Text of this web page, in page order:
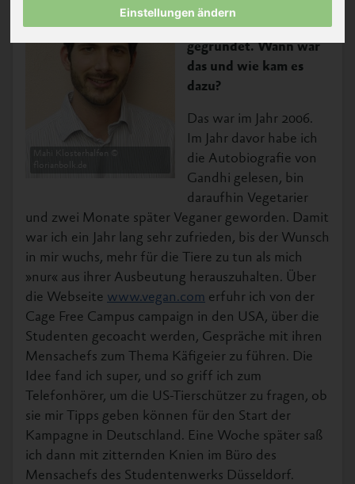
Einstellungen ändern
Mahi Klosterhalfen ©
Student die Initiative
»Käfigfreie Mensa«
gegründet. Wann war
das und wie kam es
dazu?
Das war im Jahr 2006.
Im Jahr davor habe ich
die Autobiografie von
Gandhi gelesen, bin
daraufhin Vegetarier
und zwei Monate später Veganer geworden. Damit
war ich ein Jahr lang sehr zufrieden, bis der Wunsch
in mir wuchs, mehr für die Tiere zu tun als mich
»nur« aus ihrer Ausbeutung herauszuhalten. Über
die Webseite www.vegan.com erfuhr ich von der
Cage Free Campus campaign in den USA, über die
Studenten gecoacht werden, Gespräche mit ihren
Mensachefs zum Thema Käfigeier zu führen. Die
Idee fand ich super, und so griff ich zum
Telefonhörer, um die US-Tierschützer zu fragen, ob
sie mir Tipps geben können für den Start der
Kampagne in Deutschland. Eine Woche später saß
ich dann mit zitternden Knien im Büro des
Mensachefs des Studentenwerks Düsseldorf.